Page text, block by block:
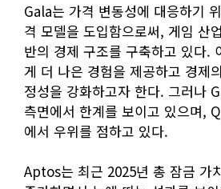
Gala는 가격 변동성에 대응하기
격 모델을 도입함으로써, 게임 산
반의 경제 구조를 구축하고 있다.
게 더 나은 경험을 제공하고 경제
정성을 강화하고자 한다. 그러나
측면에서 한계를 보이고 있으며,
에서 우위를 점하고 있다.
Aptos는 최근 2025년 총 잠금 가